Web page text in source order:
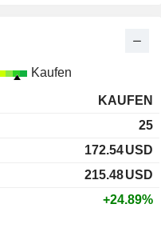
Kaufen
KAUFEN
25
172.54USD
215.48USD
+24.89%